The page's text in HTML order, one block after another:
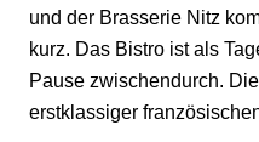
und der Brasserie Nitz
kurz. Das Bistro ist als
Pause zwischendurch.
erstklassiger